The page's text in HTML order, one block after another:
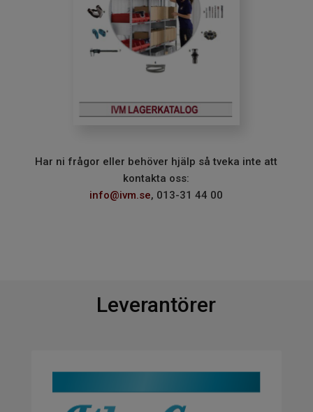
Har ni frågor eller behöver hjälp så tveka inte att
kontakta oss:
info@ivm.se, 013-31 44 00
Leverantörer